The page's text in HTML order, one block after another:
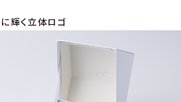
輝く立体ロゴ